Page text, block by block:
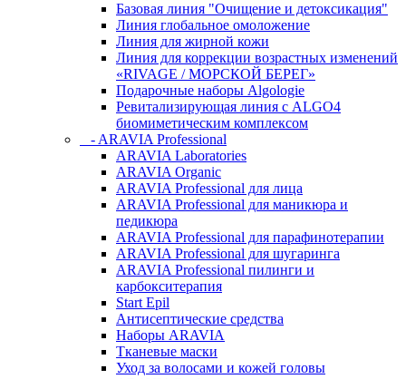
Базовая линия "Очищение и детоксикация"
Линия глобальное омоложение
Линия для жирной кожи
Линия для коррекции возрастных изменений
«RIVAGE / МОРСКОЙ БЕРЕГ»
Подарочные наборы Algologie
Ревитализирующая линия с ALGO4
биомиметическим комплексом
- ARAVIA Professional
ARAVIA Laboratories
ARAVIA Organic
ARAVIA Professional для лица
ARAVIA Professional для маникюра и
педикюра
ARAVIA Professional для парафинотерапии
ARAVIA Professional для шугаринга
ARAVIA Professional пилинги и
карбокситерапия
Start Epil
Антисептические средства
Наборы ARAVIA
Тканевые маски
Уход за волосами и кожей головы